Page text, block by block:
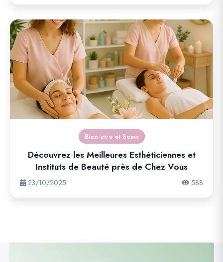
Bien-etre et Soins
Découvrez les Meilleures Esthéticiennes et
Instituts de Beauté près de Chez Vous
23/10/2025 588